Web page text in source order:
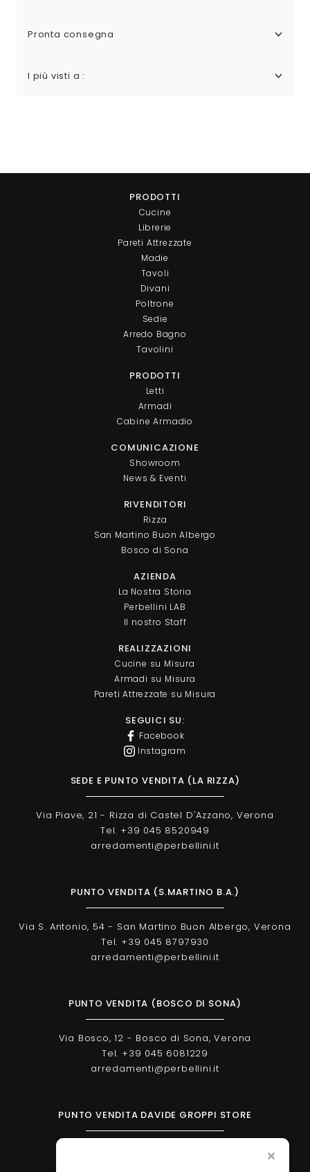
Pronta consegna
I più visti a :
PRODOTTI
Cucine
Librerie
Pareti Attrezzate
Madie
Tavoli
Divani
Poltrone
Sedie
Arredo Bagno
Tavolini
PRODOTTI
Letti
Armadi
Cabine Armadio
COMUNICAZIONE
Showroom
News & Eventi
RIVENDITORI
Rizza
San Martino Buon Albergo
Bosco di Sona
AZIENDA
La Nostra Storia
Perbellini LAB
Il nostro Staff
REALIZZAZIONI
Cucine su Misura
Armadi su Misura
Pareti Attrezzate su Misura
SEGUICI SU:
Facebook
Instagram
SEDE E PUNTO VENDITA (LA RIZZA)
Via Piave, 21 - Rizza di Castel D'Azzano, Verona
Tel. +39 045 8520949
arredamenti@perbellini.it
PUNTO VENDITA (S.MARTINO B.A.)
Via S. Antonio, 54 - San Martino Buon Albergo, Verona
Tel. +39 045 8797930
arredamenti@perbellini.it
PUNTO VENDITA (BOSCO DI SONA)
Via Bosco, 12 - Bosco di Sona, Verona
Tel. +39 045 6081229
arredamenti@perbellini.it
PUNTO VENDITA DAVIDE GROPPI STORE